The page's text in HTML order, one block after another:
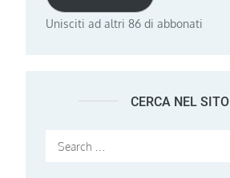
Unisciti ad altri 86 di abbonati
CERCA NEL SITO
Search